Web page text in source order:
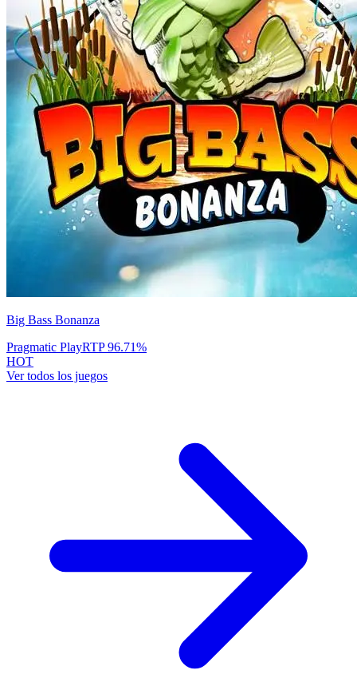
Big Bass Bonanza
Pragmatic PlayRTP96.71%
HOT
Ver todos los juegos